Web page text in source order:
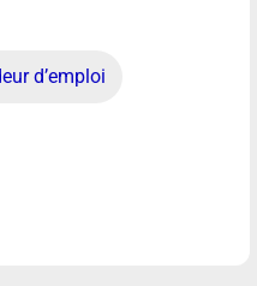
d’emploi